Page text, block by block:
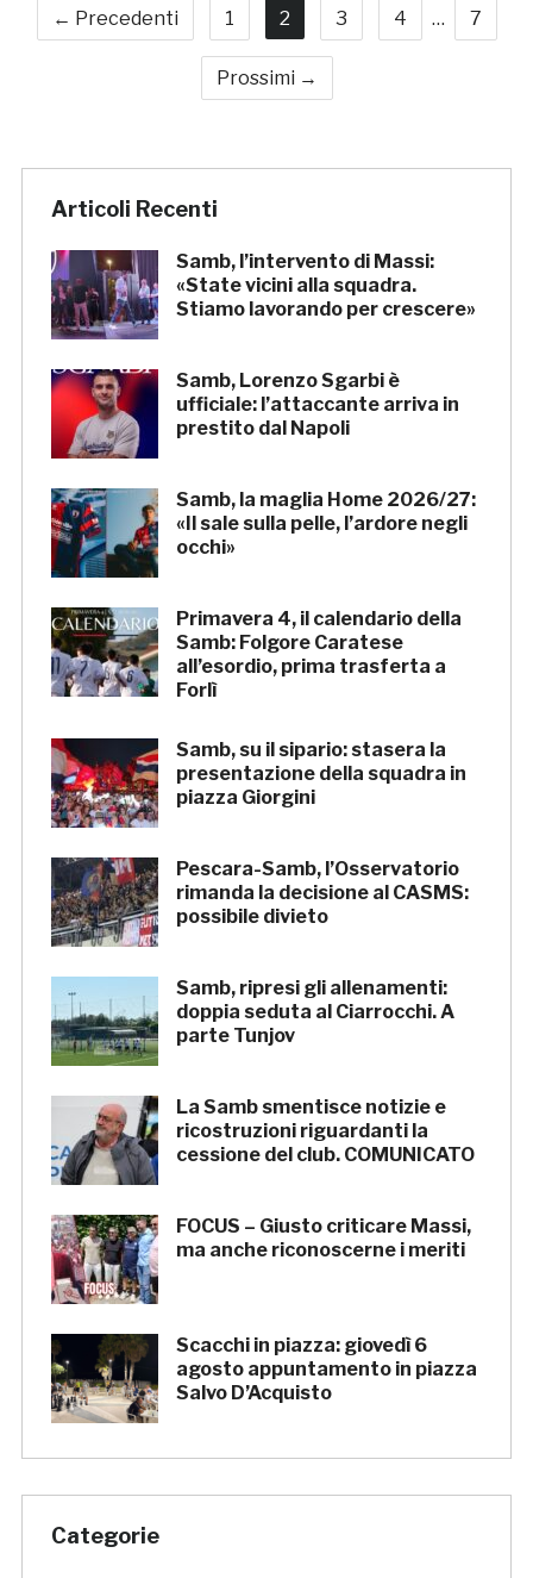
← Precedenti 1 2 3 4 … 7
Prossimi →
Articoli Recenti
Samb, l’intervento di Massi:
«State vicini alla squadra.
Stiamo lavorando per crescere»
Samb, Lorenzo Sgarbi è
ufficiale: l’attaccante arriva in
prestito dal Napoli
Samb, la maglia Home 2026/27:
«Il sale sulla pelle, l’ardore negli
occhi»
Primavera 4, il calendario della
Samb: Folgore Caratese
all’esordio, prima trasferta a
Forlì
Samb, su il sipario: stasera la
presentazione della squadra in
piazza Giorgini
Pescara-Samb, l’Osservatorio
rimanda la decisione al CASMS:
possibile divieto
Samb, ripresi gli allenamenti:
doppia seduta al Ciarrocchi. A
parte Tunjov
La Samb smentisce notizie e
ricostruzioni riguardanti la
cessione del club. COMUNICATO
FOCUS – Giusto criticare Massi,
ma anche riconoscerne i meriti
Scacchi in piazza: giovedì 6
agosto appuntamento in piazza
Salvo D’Acquisto
Categorie